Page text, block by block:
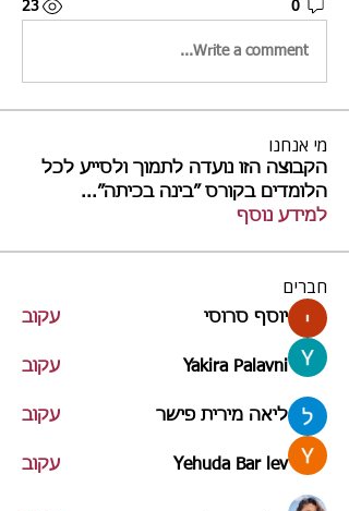
0
23
Write a comment...
מי אנחנו
הקבוצה הזו נועדה לתמוך ולסייע לכל
הלומדים בקורס ״בינה בכיתה״...
למידע נוסף
חברים
יוסף סרוסי עקוב
Yakira Palavni עקוב
ליאה מירית פישר עקוב
Yehuda Bar lev עקוב